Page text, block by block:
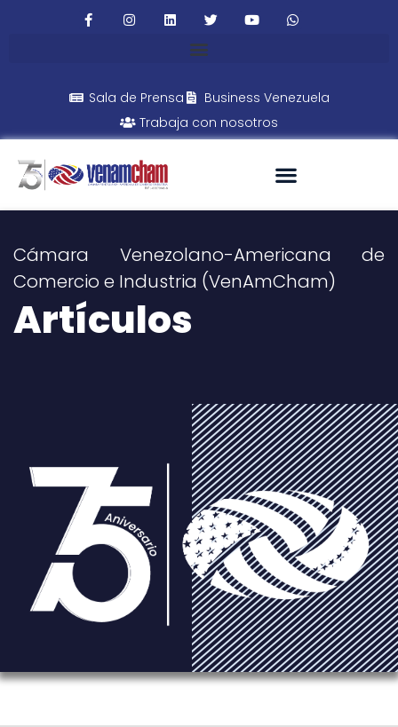
Sala de Prensa
Business Venezuela
Trabaja con nosotros
Cámara Venezolano-Americana de
Comercio e Industria (VenAmCham)
Artículos